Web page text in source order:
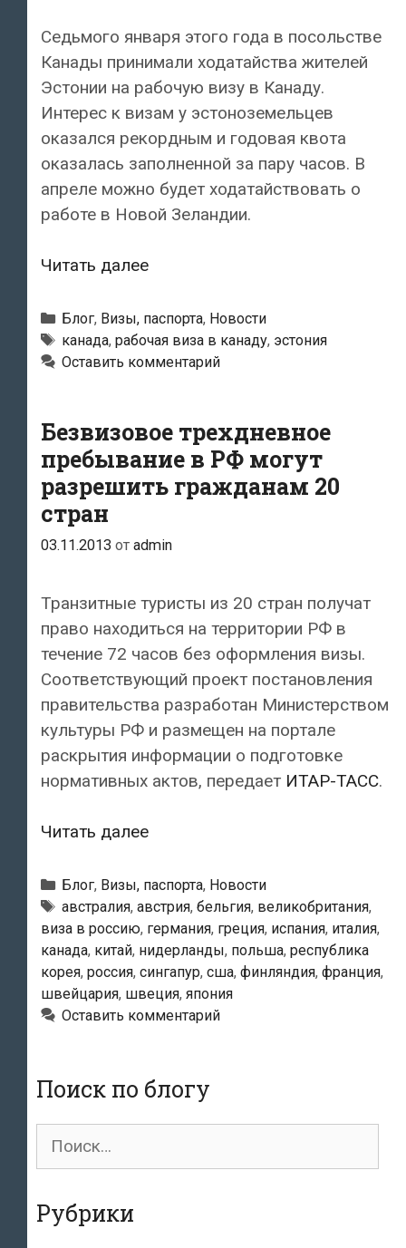
Седьмого января этого года в посольстве
Канады принимали ходатайства жителей
Эстонии на рабочую визу в Канаду.
Интерес к визам у эстоноземельцев
оказался рекордным и годовая квота
оказалась заполненной за пару часов. В
апреле можно будет ходатайствовать о
работе в Новой Зеландии.
Читать далееРабочие
в
Канаду
разлетелись
за
два
часа
Рубрики
Блог, Визы, паспорта, Новости
Метки
канада, рабочая виза в канаду, эстония
Оставить комментарий
Безвизовое трехдневное
пребывание в РФ могут
разрешить гражданам 20
стран
03.11.2013 от admin
Транзитные туристы из 20 стран получат
право находиться на территории РФ в
течение 72 часов без оформления визы.
Соответствующий проект постановления
правительства разработан Министерством
культуры РФ и размещен на портале
раскрытия информации о подготовке
нормативных актов, передает ИТАР-ТАСС.
Читать далееБезвизовое
пребывание
в
РФ
могут
разрешить
гражданам
Рубрики
Блог, Визы, паспорта, Новости
Метки
австралия, австрия, бельгия, великобритания,
виза в россию, германия, греция, испания, италия,
канада, китай, нидерланды, польша, республика
корея, россия, сингапур, сша, финляндия, франция,
швейцария, швеция, япония
Оставить комментарий
Поиск по блогу
Рубрики